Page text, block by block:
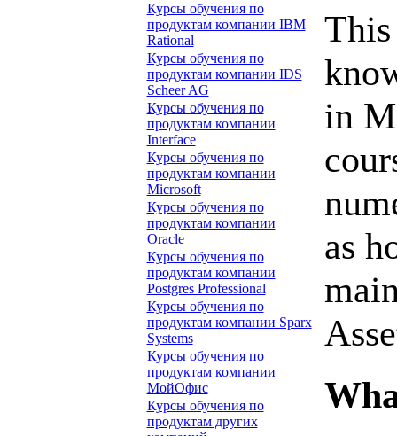
Курсы обучения по
продуктам компании IBM
Rational
Курсы обучения по
продуктам компании IDS
Scheer AG
Курсы обучения по
продуктам компании
Interface
Курсы обучения по
продуктам компании
Microsoft
Курсы обучения по
продуктам компании
Oracle
Курсы обучения по
продуктам компании
Postgres Professional
Курсы обучения по
продуктам компании Sparx
Systems
Курсы обучения по
продуктам компании
МойОфис
Курсы обучения по
продуктам других
in
as